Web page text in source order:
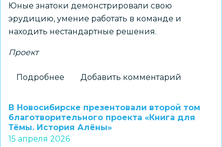
Юные знатоки демонстрировали свою
эрудицию, умение работать в команде и
находить нестандартные решения.
Проект
Подробнее
награждения
участников
городского
Добавить комментарий
В Новосибирске презентовали второй том
благотворительного проекта «Книга для
Тёмы. История Алёны»
15 апреля 2026